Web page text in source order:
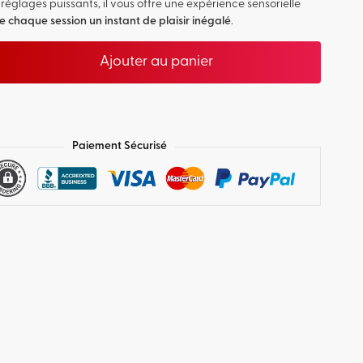
puissants, il vous offre une expérience sensorielle
chaque session un instant de plaisir inégalé.
Ajouter au panier
Paiement Sécurisé